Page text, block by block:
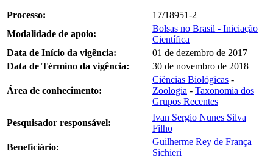
Processo:
17/18951-2
Modalidade de apoio:
Bolsas no Brasil - Iniciação
Científica
Data de Início da vigência:
01 de dezembro de 2017
Data de Término da vigência:
30 de novembro de 2018
Área de conhecimento:
Ciências Biológicas -
Zoologia - Taxonomia dos
Grupos Recentes
Pesquisador responsável:
Ivan Sergio Nunes Silva
Filho
Beneficiário:
Guilherme Rey de França
Sichieri